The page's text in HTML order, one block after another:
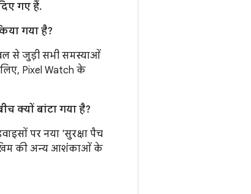
गए हैं.
गया है?
से जुड़ी सभी समस्याओं
Pixel Watch के
क्यों बांटा गया है?
पर नया 'सुरक्षा पैच
की अन्य आशंकाओं के